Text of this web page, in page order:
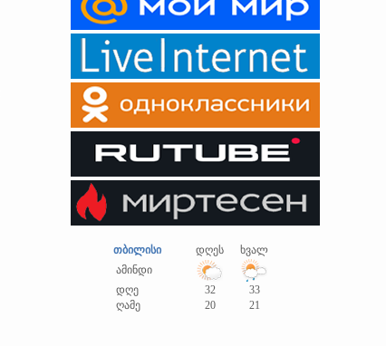
თბილისი დღეს
ხვალ
ამინდი
დღე
32
33
ღამე
20 21